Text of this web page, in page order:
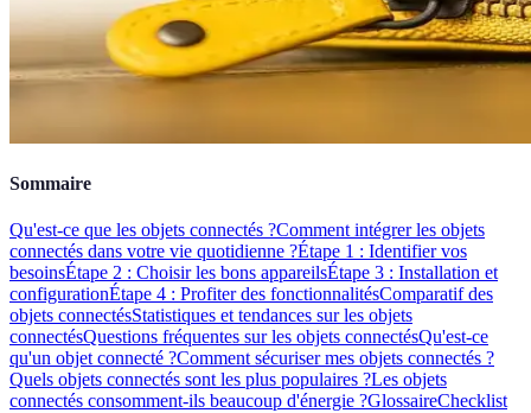
Sommaire
Qu'est-ce que les objets connectés ?Comment intégrer les objets
connectés dans votre vie quotidienne ?Étape 1 : Identifier vos
besoinsÉtape 2 : Choisir les bons appareilsÉtape 3 : Installation et
configurationÉtape 4 : Profiter des fonctionnalitésComparatif des
objets connectésStatistiques et tendances sur les objets
connectésQuestions fréquentes sur les objets connectésQu'est-ce
qu'un objet connecté ?Comment sécuriser mes objets connectés ?
Quels objets connectés sont les plus populaires ?Les objets
connectés consomment-ils beaucoup d'énergie ?GlossaireChecklist